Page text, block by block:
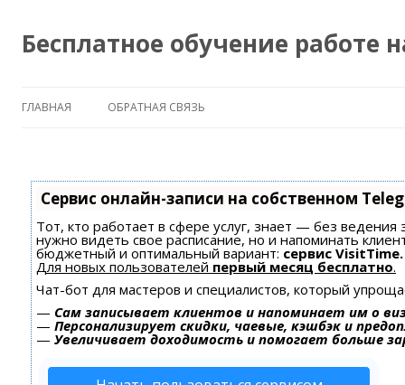
Бесплатное обучение работе
ГЛАВНАЯ ОБРАТНАЯ СВЯЗЬ
Сервис онлайн-записи на собственном
Тот, кто работает в сфере услуг, знает — без ведения
нужно видеть свое расписание, но и напоминать
бюджетный и оптимальный вариант: сервис VisitTime.
Для новых пользователей первый месяц бесплатно.
Чат-бот для мастеров и специалистов, который
— Сам записывает клиентов и напоминает им о
— Персонализирует скидки, чаевые, кэшбэк и
— Увеличивает доходимость и помогает больше